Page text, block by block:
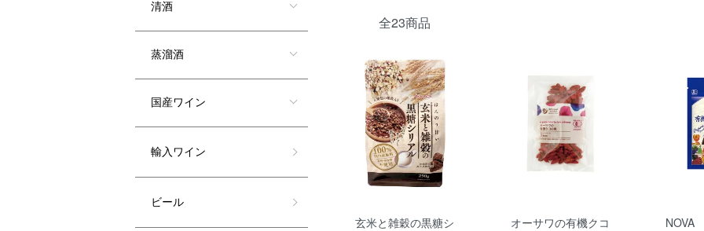
全23商品
玄米と雑穀の黒糖シ
オーサワの有機クコ
清酒
蒸溜酒
国産ワイン
輸入ワイン
ビール